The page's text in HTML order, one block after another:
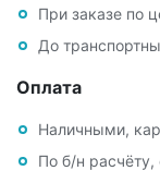
При заказе по
До
Оплата
Наличными,
По б/н